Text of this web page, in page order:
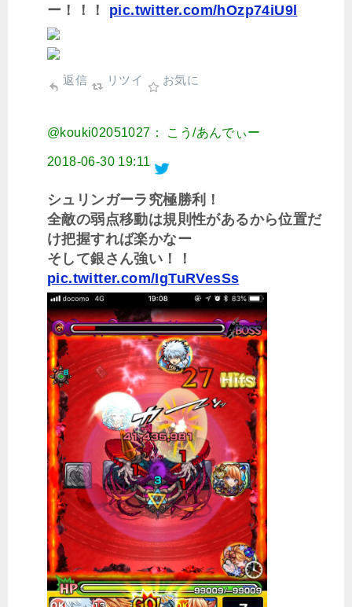
ー！！！ pic.twitter.com/hOzp74iU9l
返信 リツイ お気に
@kouki02051027： こう/あんでぃー
2018-06-30 19:11
シュリンガーラ究極勝利！
全敵の弱点移動は規則性があるから位置だ
け把握すれば楽かなー
そして銀さん強い！！
pic.twitter.com/IgTuRVesSs